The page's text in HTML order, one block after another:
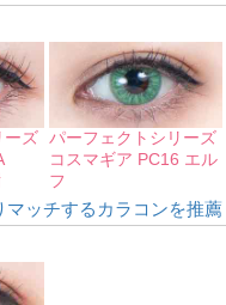
ーズ パーフェクトシリーズ
コスマギア PC16 エル
フ
マッチするカラコンを推薦